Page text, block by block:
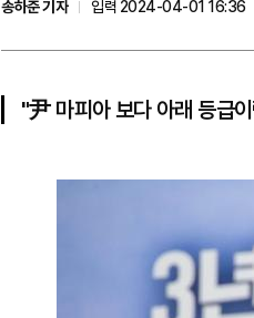
송하준 기자
입력 2024-04-01 16:36
"尹 마피아 보다 아래 등급